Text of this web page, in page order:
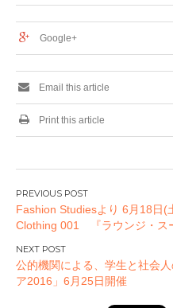
Google+
Email this article
Print this article
投
稿
ナ
ビ
ゲ
Fashion Studiesより 6月18日(
Clothing 001 『ラウンジ・ス
公的機関による、学生と社会
ア2016」6月25日開催